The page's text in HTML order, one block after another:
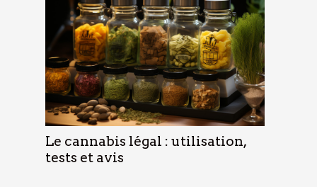
Le cannabis légal : utilisation,
tests et avis